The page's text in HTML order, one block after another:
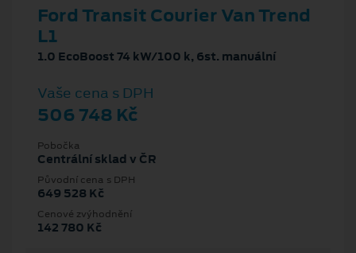
Ford Transit Courier Van Trend
L1
1.0 EcoBoost 74 kW/100 k, 6st. manuální
Vaše cena s DPH
506 748 Kč
Pobočka
Centrální sklad v ČR
Původní cena s DPH
649 528 Kč
Cenové zvýhodnění
142 780 Kč